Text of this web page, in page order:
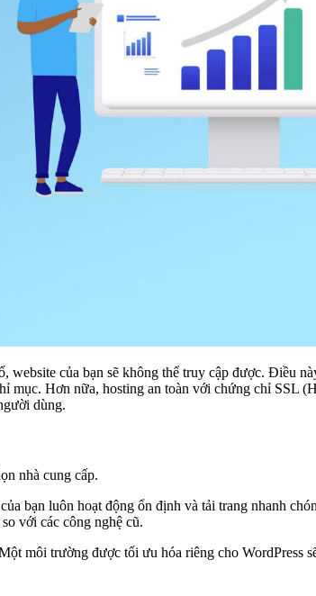
của bạn sẽ không thể truy cập được. Điều
mục. Hơn nữa, hosting an toàn với chứng chỉ SSL
dùng.
nhà cung cấp.
bạn luôn hoạt động ổn định và tải trang nhanh
với các công nghệ cũ.
môi trường được tối ưu hóa riêng cho WordPress